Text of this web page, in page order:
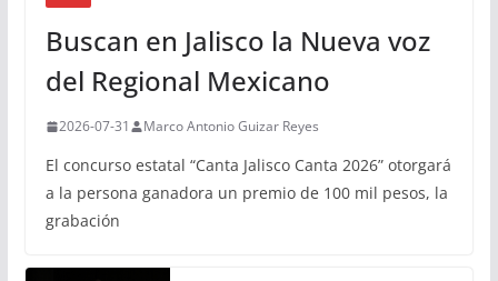
Buscan en Jalisco la Nueva voz
del Regional Mexicano
2026-07-31 Marco Antonio Guizar Reyes
El concurso estatal “Canta Jalisco Canta 2026” otorgará
a la persona ganadora un premio de 100 mil pesos, la
grabación